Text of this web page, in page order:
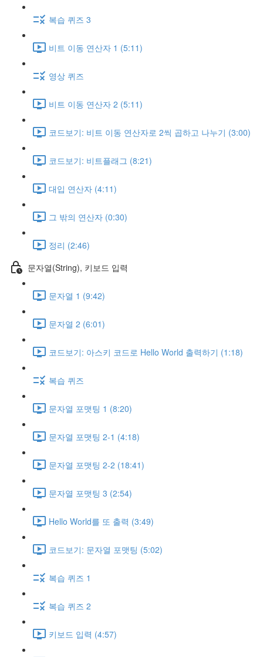
복습 퀴즈 3
비트 이동 연산자 1 (5:11)
영상 퀴즈
비트 이동 연산자 2 (5:11)
코드보기: 비트 이동 연산자로 2씩 곱하고 나누기 (3:00)
코드보기: 비트플래그 (8:21)
대입 연산자 (4:11)
그 밖의 연산자 (0:30)
정리 (2:46)
문자열(String), 키보드 입력
문자열 1 (9:42)
문자열 2 (6:01)
코드보기: 아스키 코드로 Hello World 출력하기 (1:18)
복습 퀴즈
문자열 포맷팅 1 (8:20)
문자열 포맷팅 2-1 (4:18)
문자열 포맷팅 2-2 (18:41)
문자열 포맷팅 3 (2:54)
Hello World를 또 출력 (3:49)
코드보기: 문자열 포맷팅 (5:02)
복습 퀴즈 1
복습 퀴즈 2
키보드 입력 (4:57)